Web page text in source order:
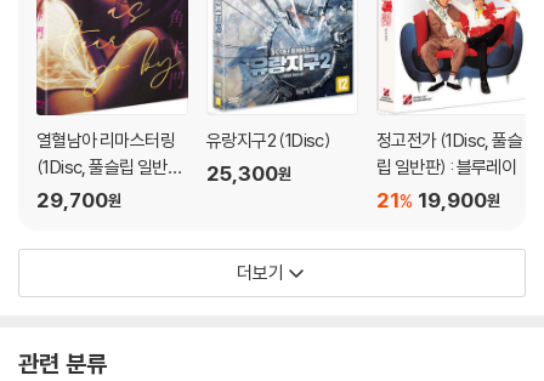
열혈남아 리마스터링
(1Disc, 풀슬립 일반
판) : 블루레이
29,700원
유랑지구2 (1Disc)
25,300원
정고전가 (1Disc, 풀슬
립 일반판) : 블루레이
19,900원
21%
더보기
관련 분류